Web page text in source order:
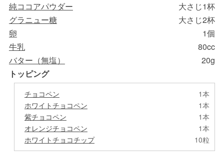
純ココアパウダー
大さじ1杯
グラニュー糖
大さじ2杯
卵
1個
牛乳
80cc
バター（無塩）
20g
トッピング
チョコペン
1本
ホワイトチョコペン
1本
紫チョコペン
1本
オレンジチョコペン
1本
ホワイトチョコチップ
10粒